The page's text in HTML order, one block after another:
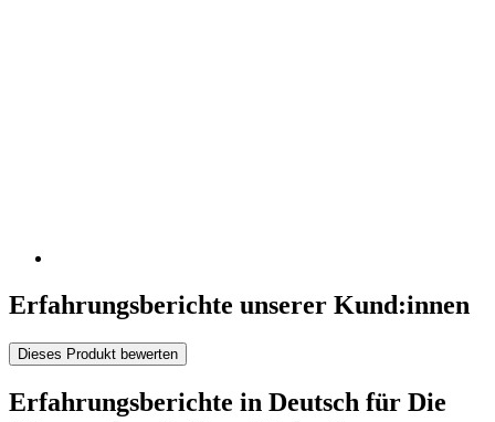
Erfahrungsberichte unserer Kund:innen
Dieses Produkt bewerten
Erfahrungsberichte in Deutsch für Die